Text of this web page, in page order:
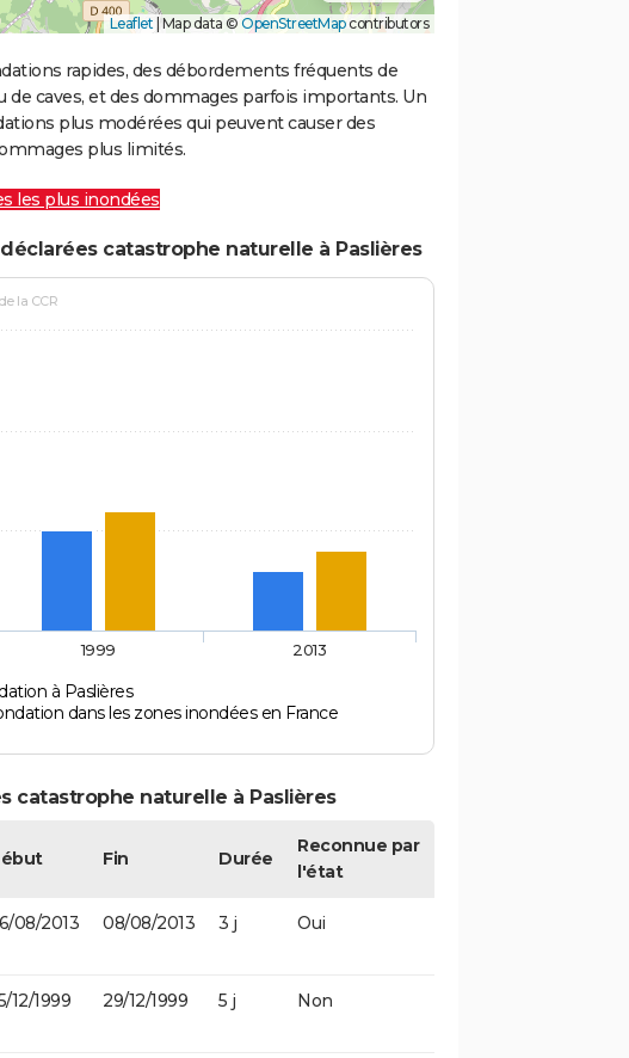
Leaflet | Map data © OpenStreetMapcontributors
rapides, des débordements fréquents de
de caves, et des dommages parfois importants. Un
plus modérées qui peuvent causer des
plus limités.
les plus inondées
catastrophe naturelle à Paslières
la CCR
à Paslières
dans les zones inondées en France
1999 2013
catastrophe naturelle à Paslières
Fin Durée
Reconnue par
l'état
08/2013 08/08/2013 3 j Oui
12/1999 29/12/1999 5 j Non